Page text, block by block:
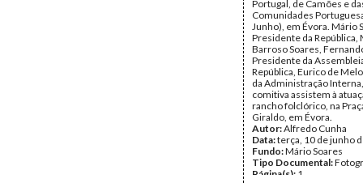
Portugal, de Camões e
Comunidades
Junho), em Évora. Mário
Presidente da República,
Barroso Soares,
Presidente da
República, Eurico de
da Administração
comitiva assistem à
rancho folclórico, na
Giraldo, em Évora.
Autor:Alfredo Cunha
Data:terça, 10 de junho
Fundo:Mário Soares
Tipo Documental:
Página(s): 1